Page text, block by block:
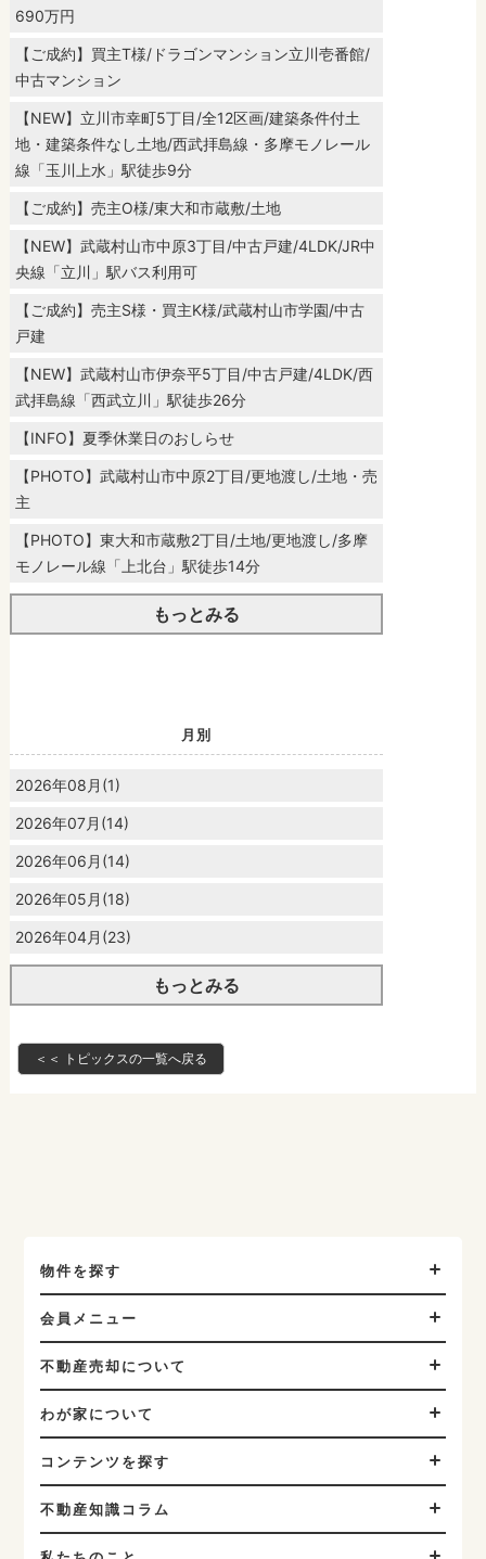
690万円
【ご成約】買主T様/ドラゴンマンション立川壱番館/
中古マンション
【NEW】立川市幸町5丁目/全12区画/建築条件付土
地・建築条件なし土地/西武拝島線・多摩モノレール
線「玉川上水」駅徒歩9分
【ご成約】売主O様/東大和市蔵敷/土地
【NEW】武蔵村山市中原3丁目/中古戸建/4LDK/JR中
央線「立川」駅バス利用可
【ご成約】売主S様・買主K様/武蔵村山市学園/中古
戸建
【NEW】武蔵村山市伊奈平5丁目/中古戸建/4LDK/西
武拝島線「西武立川」駅徒歩26分
【INFO】夏季休業日のおしらせ
【PHOTO】武蔵村山市中原2丁目/更地渡し/土地・売
主
【PHOTO】東大和市蔵敷2丁目/土地/更地渡し/多摩
モノレール線「上北台」駅徒歩14分
もっとみる
月別
2026年08月(1)
2026年07月(14)
2026年06月(14)
2026年05月(18)
2026年04月(23)
もっとみる
＜＜ トピックスの一覧へ戻る
物件を探す
会員メニュー
不動産売却について
わが家について
コンテンツを探す
不動産知識コラム